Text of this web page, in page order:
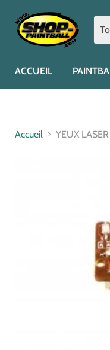
ACCUEIL
Accueil YEUX